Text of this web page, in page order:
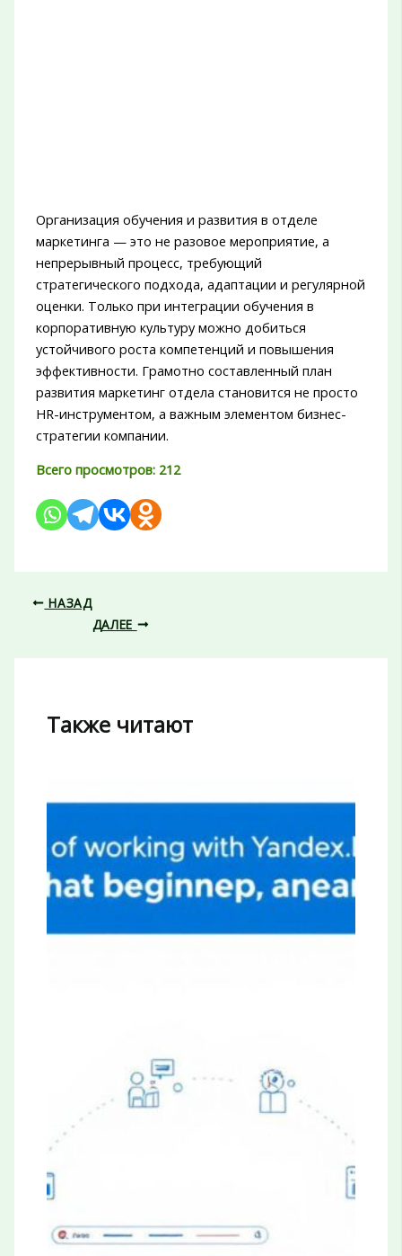
Организация обучения и развития в отделе
маркетинга — это не разовое мероприятие, а
непрерывный процесс, требующий
стратегического подхода, адаптации и регулярной
оценки. Только при интеграции обучения в
корпоративную культуру можно добиться
устойчивого роста компетенций и повышения
эффективности. Грамотно составленный план
развития маркетинг отдела становится не просто
HR-инструментом, а важным элементом бизнес-
стратегии компании.
Всего просмотров: 212
НАЗАД
ДАЛЕЕ
Также читают